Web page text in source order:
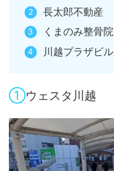
長太郎不動産
くまのみ整骨院
川越プラザビル
①ウェスタ川越